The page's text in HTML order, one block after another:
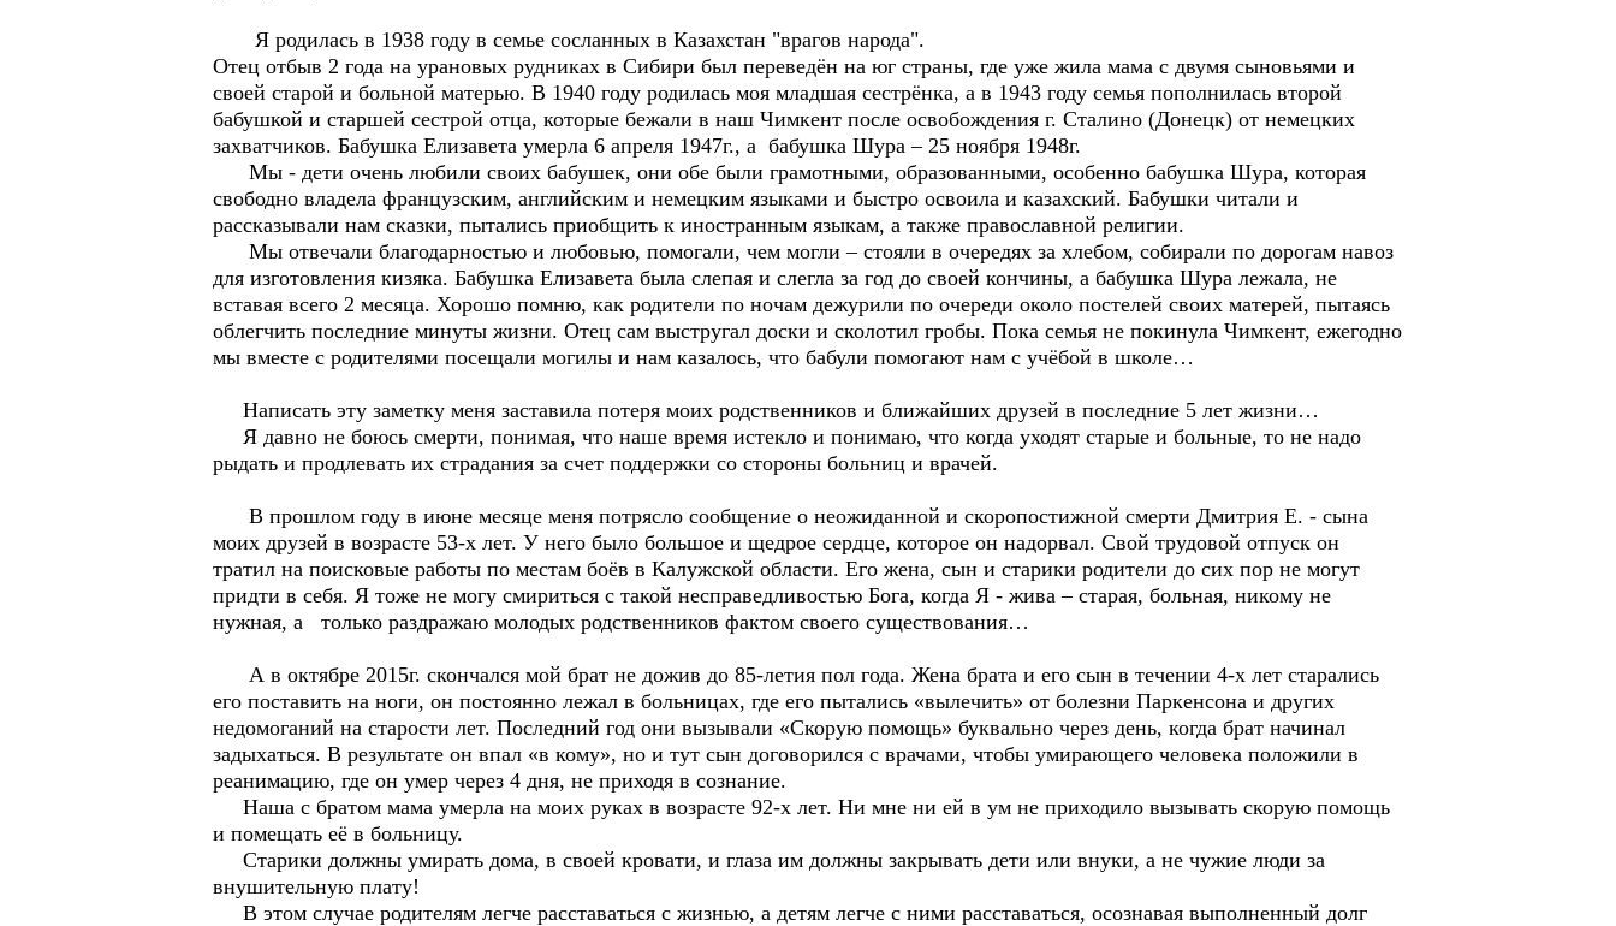
Я родилась в 1938 году в семье сосланных в Казахстан "врагов народа".
Отец отбыв 2 года на урановых рудниках в Сибири был переведён на юг страны, где уже жила мама с двумя сыновьями и
своей старой и больной матерью. В 1940 году родилась моя младшая сестрёнка, а в 1943 году семья пополнилась второй
бабушкой и старшей сестрой отца, которые бежали в наш Чимкент после освобождения г. Сталино (Донецк) от немецких
захватчиков. Бабушка Елизавета умерла 6 апреля 1947г., а бабушка Шура – 25 ноября 1948г.
Мы - дети очень любили своих бабушек, они обе были грамотными, образованными, особенно бабушка Шура, которая
свободно владела французским, английским и немецким языками и быстро освоила и казахский. Бабушки читали и
рассказывали нам сказки, пытались приобщить к иностранным языкам, а также православной религии.
Мы отвечали благодарностью и любовью, помогали, чем могли – стояли в очередях за хлебом, собирали по дорогам навоз
для изготовления кизяка. Бабушка Елизавета была слепая и слегла за год до своей кончины, а бабушка Шура лежала, не
вставая всего 2 месяца. Хорошо помню, как родители по ночам дежурили по очереди около постелей своих матерей, пытаясь
облегчить последние минуты жизни. Отец сам выстругал доски и сколотил гробы. Пока семья не покинула Чимкент, ежегодно
мы вместе с родителями посещали могилы и нам казалось, что бабули помогают нам с учёбой в школе…
Написать эту заметку меня заставила потеря моих родственников и ближайших друзей в последние 5 лет жизни…
Я давно не боюсь смерти, понимая, что наше время истекло и понимаю, что когда уходят старые и больные, то не надо
рыдать и продлевать их страдания за счет поддержки со стороны больниц и врачей.
В прошлом году в июне месяце меня потрясло сообщение о неожиданной и скоропостижной смерти Дмитрия Е. - сына
моих друзей в возрасте 53-х лет. У него было большое и щедрое сердце, которое он надорвал. Свой трудовой отпуск он
тратил на поисковые работы по местам боёв в Калужской области. Его жена, сын и старики родители до сих пор не могут
придти в себя. Я тоже не могу смириться с такой несправедливостью Бога, когда Я - жива – старая, больная, никому не
нужная, а только раздражаю молодых родственников фактом своего существования…
А в октябре 2015г. скончался мой брат не дожив до 85-летия пол года. Жена брата и его сын в течении 4-х лет старались
его поставить на ноги, он постоянно лежал в больницах, где его пытались «вылечить» от болезни Паркенсона и других
недомоганий на старости лет. Последний год они вызывали «Скорую помощь» буквально через день, когда брат начинал
задыхаться. В результате он впал «в кому», но и тут сын договорился с врачами, чтобы умирающего человека положили в
реанимацию, где он умер через 4 дня, не приходя в сознание.
Наша с братом мама умерла на моих руках в возрасте 92-х лет. Ни мне ни ей в ум не приходило вызывать скорую помощь
и помещать её в больницу.
Старики должны умирать дома, в своей кровати, и глаза им должны закрывать дети или внуки, а не чужие люди за
внушительную плату!
В этом случае родителям легче расставаться с жизнью, а детям легче с ними расставаться, осознавая выполненный долг